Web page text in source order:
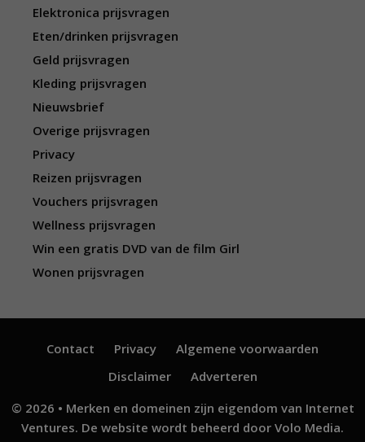
Elektronica prijsvragen
Eten/drinken prijsvragen
Geld prijsvragen
Kleding prijsvragen
Nieuwsbrief
Overige prijsvragen
Privacy
Reizen prijsvragen
Vouchers prijsvragen
Wellness prijsvragen
Win een gratis DVD van de film Girl
Wonen prijsvragen
Contact Privacy
Algemene voorwaarden
Disclaimer
Adverteren
© 2026 • Merken en domeinen zijn eigendom van Internet
Ventures. De website wordt beheerd door Volo Media.